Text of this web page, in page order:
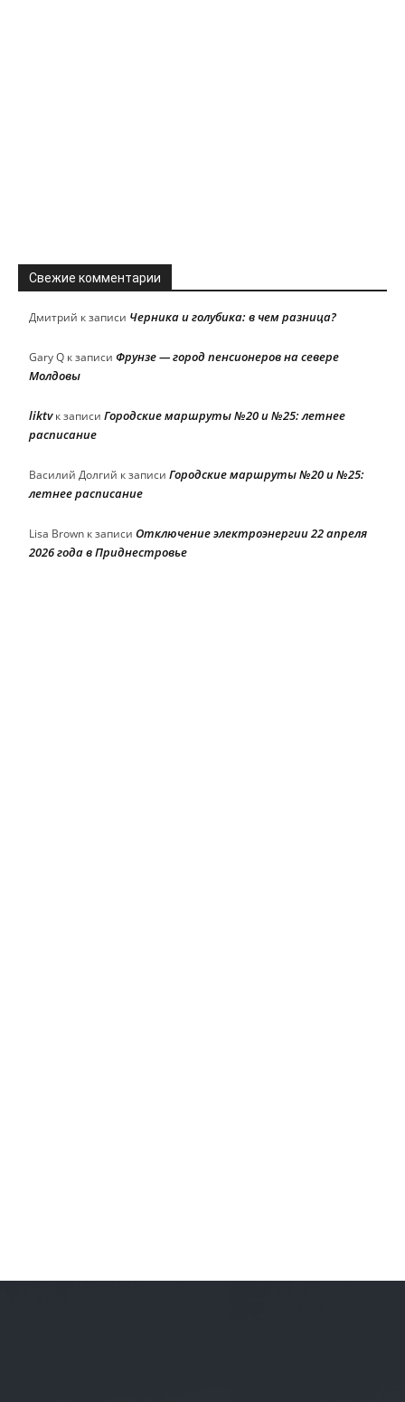
Свежие комментарии
Дмитрий к записи Черника и голубика: в чем разница?
Gary Q к записи Фрунзе — город пенсионеров на севере
Молдовы
liktvк записи Городские маршруты №20 и №25: летнее
расписание
Василий Долгий к записи Городские маршруты №20 и №25:
летнее расписание
Lisa Brown к записи Отключение электроэнергии 22 апреля
2026 года в Приднестровье